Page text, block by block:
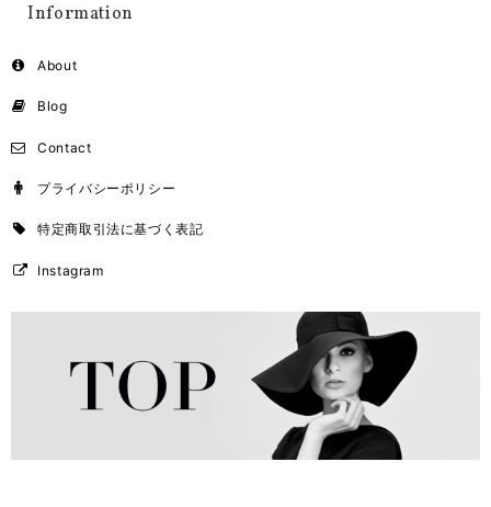
Information
About
Blog
Contact
プライバシーポリシー
特定商取引法に基づく表記
Instagram